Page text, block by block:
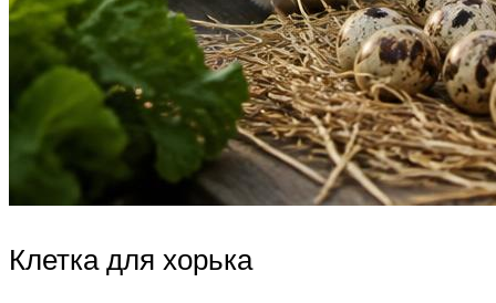
Клетка для хорька